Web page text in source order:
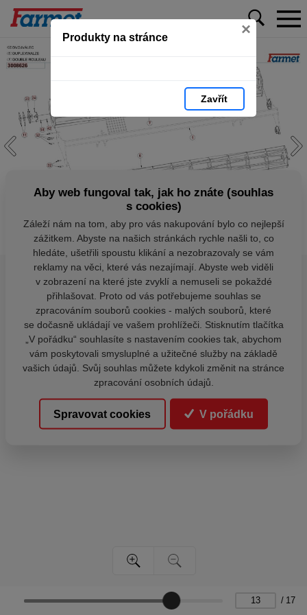
Produkty na stránce ×
Zavřít
/ 17
Aby web fungoval tak, jak ho znáte (souhlas
s cookies)
Záleží nám na tom, aby pro vás nakupování bylo co nejlepší
zážitkem. Abyste na našich stránkách rychle našli to, co
hledáte, ušetřili spoustu klikání a nezobrazovaly se vám
reklamy na věci, které vás nezajímají. Abyste web viděli
v zobrazení na které jste zvyklí a nemuseli se pokaždé
přihlašovat. Proto od vás potřebujeme souhlas se
zpracováním souborů cookies - malých souborů, které
se dočasně ukládají ve vašem prohlížeči. Stisknutím tlačítka
„V pořádku“ souhlasíte s nastavením cookies tak, abychom
vám poskytovali smysluplné a užitečné služby na základě
vašich údajů. Svůj souhlas můžete kdykoli změnit na stránce
zpracování osobních údajů.
Spravovat cookies V pořádku